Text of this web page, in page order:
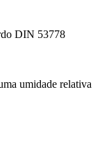
DIN 53778
umidade relativa